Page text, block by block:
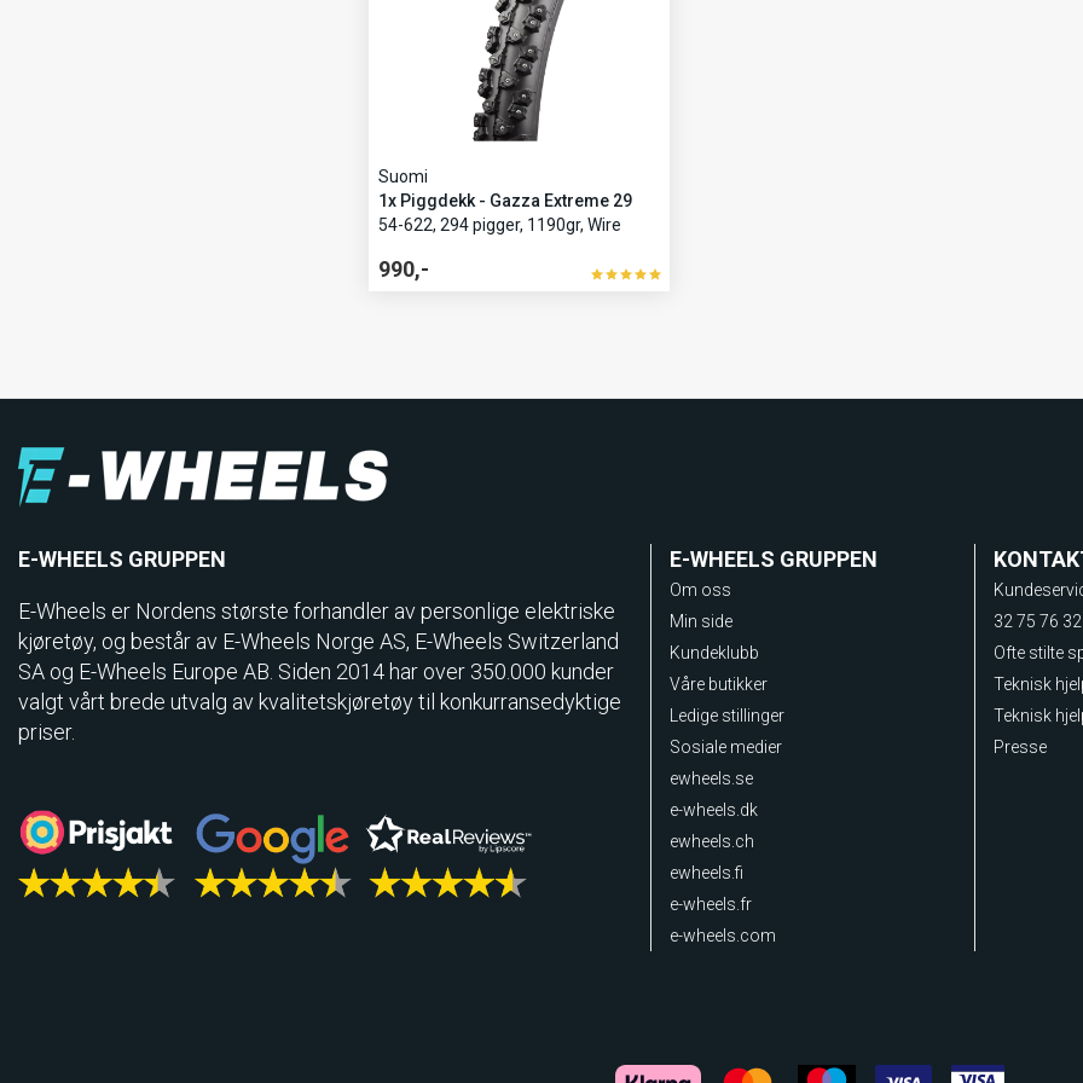
Suomi
1x Piggdekk - Gazza Extreme 29
54-622, 294 pigger, 1190gr, Wire
990,-
E-WHEELS GRUPPEN
E-Wheels er Nordens største forhandler av personlige elektriske
kjøretøy, og består av E-Wheels Norge AS, E­-Wheels Switzerland
SA og E-Wheels Europe AB. Siden 2014 har over 350.000 kunder
valgt vårt brede utvalg av kvalitetskjøretøy til konkurransedyktige
priser.
E-WHEELS GRUPPEN
Om oss
Min side
Kundeklubb
Våre butikker
Ledige stillinger
Sosiale medier
ewheels.se
e-wheels.dk
ewheels.ch
ewheels.fi
e-wheels.fr
e-wheels.com
32 75 76 32
Ofte stilte
Teknisk
Teknisk
Presse